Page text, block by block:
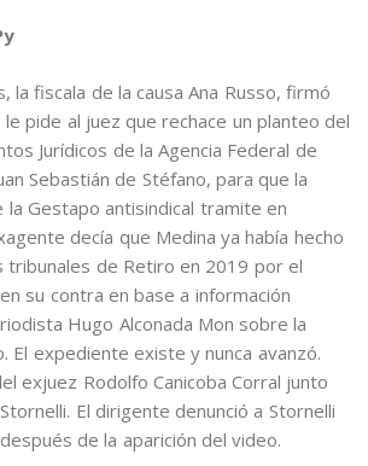
la fiscala de la causa Ana Russo, firmó
pide al juez que rechace un planteo del
Jurídicos de la Agencia Federal de
Sebastián de Stéfano, para que la
la Gestapo antisindical tramite en
decía que Medina ya había hecho
tribunales de Retiro en 2019 por el
su contra en base a información
Hugo Alconada Mon sobre la
El expediente existe y nunca avanzó.
exjuez Rodolfo Canicoba Corral junto
El dirigente denunció a Stornelli
de la aparición del video.